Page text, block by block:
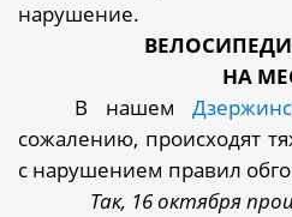
нарушение.
НА
В нашем
сожалению, происходят
с нарушением правил
Так, 16 октября